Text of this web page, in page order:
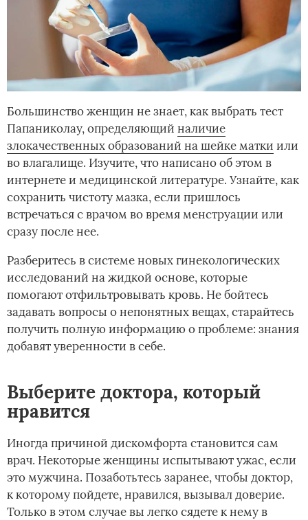
Большинство женщин не знает, как выбрать тест
Папаниколау, определяющий наличие
злокачественных образований на шейке матки или
во влагалище. Изучите, что написано об этом в
интернете и медицинской литературе. Узнайте, как
сохранить чистоту мазка, если пришлось
встречаться с врачом во время менструации или
сразу после нее.
Разберитесь в системе новых гинекологических
исследований на жидкой основе, которые
помогают отфильтровывать кровь. Не бойтесь
задавать вопросы о непонятных вещах, старайтесь
получить полную информацию о проблеме: знания
добавят уверенности в себе.
Выберите доктора, который
нравится
Иногда причиной дискомфорта становится сам
врач. Некоторые женщины испытывают ужас, если
это мужчина. Позаботьтесь заранее, чтобы доктор,
к которому пойдете, нравился, вызывал доверие.
Только в этом случае вы легко сядете к нему в